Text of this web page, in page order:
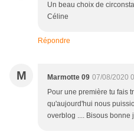
Un beau choix de
Céline
Répondre
M Marmotte 09 07/08/2020
Pour une première tu fais
qu'aujourd'hui nous
overblog .... Bisous bonne